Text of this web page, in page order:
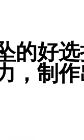
的好
，制